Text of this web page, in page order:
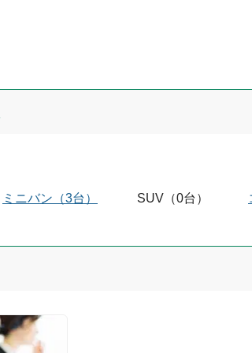
ミニバン （3台） SUV （0台）